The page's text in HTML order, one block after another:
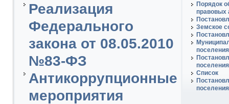
Реализация
Федерального
закона от 08.05.2010
№83-ФЗ
Антикоррупционные
мероприятия
Порядок
правовых
Земское
поселения
поселения
Список
поселения